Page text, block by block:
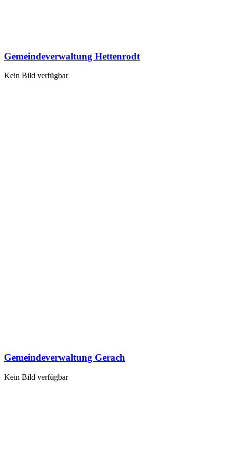
Gemeindeverwaltung Hettenrodt
Kein Bild verfügbar
Gemeindeverwaltung Gerach
Kein Bild verfügbar